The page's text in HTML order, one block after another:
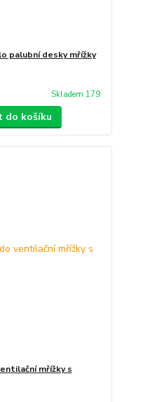
palubní desky mřížky
Skladem 179
do košíku
mřížky s